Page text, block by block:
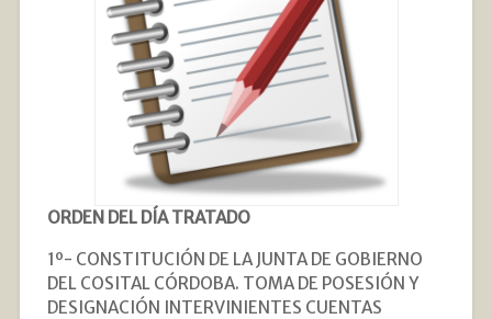
ORDEN DEL DÍA TRATADO
1º- CONSTITUCIÓN DE LA JUNTA DE GOBIERNO
DEL COSITAL CÓRDOBA. TOMA DE POSESIÓN Y
DESIGNACIÓN INTERVINIENTES CUENTAS